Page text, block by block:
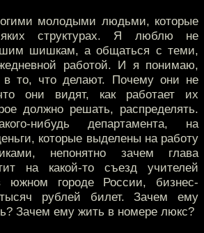
молодыми людьми, которые
структурах. Я люблю не
шишкам, а общаться с теми,
работой. И я понимаю,
в то, что делают. Почему они не
они видят, как работает их
должно решать, распределять.
нибудь департамента, на
которые выделены на работу
непонятно зачем глава
на какой-то съезд учителей
южном городе России, бизнес-
рублей билет. Зачем ему
Зачем ему жить в номере люкс?